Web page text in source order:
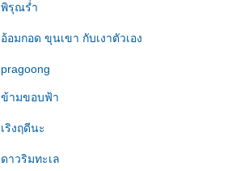
พิรุณร่ำ
อ้อมกอด ขุนเขา กับเงาตัวเอง
pragoong
ข้ามขอบฟ้า
เริงฤดีนะ
ดาวริมทะเล